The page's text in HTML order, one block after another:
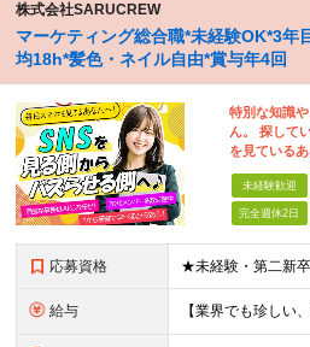
株式会社SARUCREW
マーケティング総合職*未経験OK*3年
均18h*髪色・ネイル自由*賞与年4回
特別な知識
ん。 探して
を見ているあ
未経験歓迎
完全週休2日
応募資格
給与